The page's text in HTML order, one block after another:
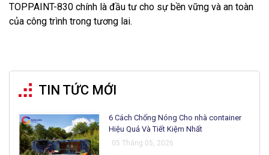
TOPPAINT-830 chính là đầu tư cho sự bền vững và an toàn
của công trình trong tương lai.
TIN TỨC MỚI
6 Cách Chống Nóng Cho nhà container
Hiệu Quả Và Tiết Kiệm Nhất
05 Tháng 05, 2026